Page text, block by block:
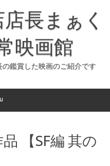
長まぁく
映画館
鑑賞した映画のご紹介です
【SF編 其の